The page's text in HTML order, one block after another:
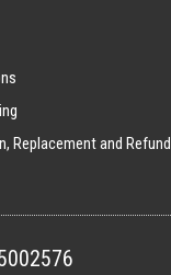
Replacement and Refund